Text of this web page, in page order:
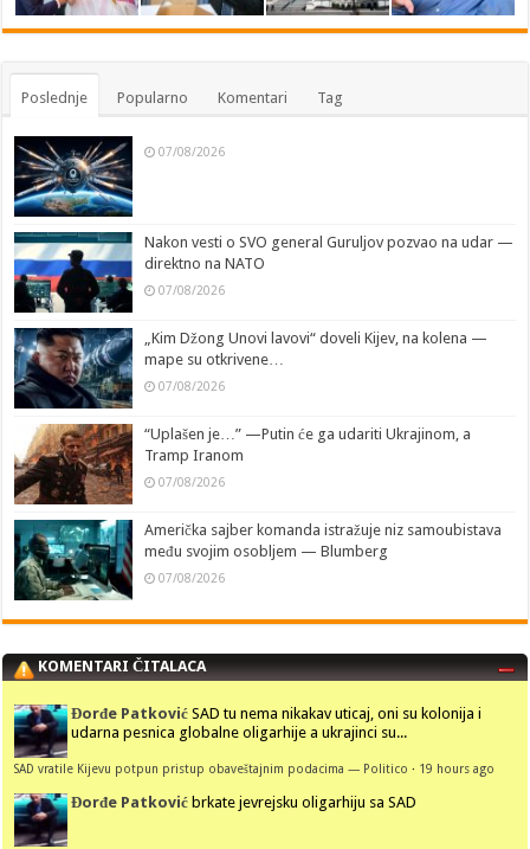
Poslednje Popularno Komentari Tag
07/08/2026
Nakon vesti o SVO general Guruljov pozvao na udar —
direktno na NATO
07/08/2026
„Kim Džong Unovi lavovi“ doveli Kijev, na kolena —
mape su otkrivene…
07/08/2026
“Uplašen je…” —Putin će ga udariti Ukrajinom, a
Tramp Iranom
07/08/2026
Američka sajber komanda istražuje niz samoubistava
među svojim osobljem — Blumberg
07/08/2026
KOMENTARI ČITALACA
Đorđe Patković SAD tu nema nikakav uticaj, oni su kolonija i
udarna pesnica globalne oligarhije a ukrajinci su...
SAD vratile Kijevu potpun pristup obaveštajnim podacima — Politico · 19 hours ago
Đorđe Patković brkate jevrejsku oligarhiju sa SAD